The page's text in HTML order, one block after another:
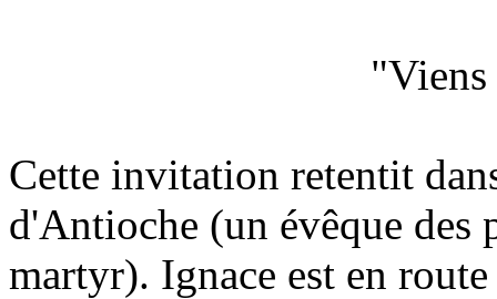
"Viens
Cette invitation retentit
d'Antioche (un évêque des
martyr). Ignace est en